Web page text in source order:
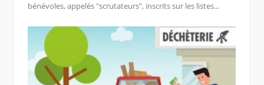
bénévoles, appelés "scrutateurs", inscrits sur les listes...